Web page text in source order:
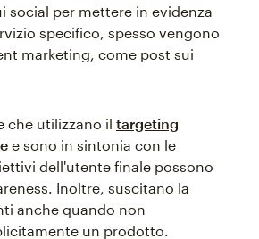
social per mettere in evidenza
specifico, spesso vengono
marketing, come post sui
che utilizzano il targeting
e sono in sintonia con le
dell'utente finale possono
Inoltre, suscitano la
anche quando non
un prodotto.